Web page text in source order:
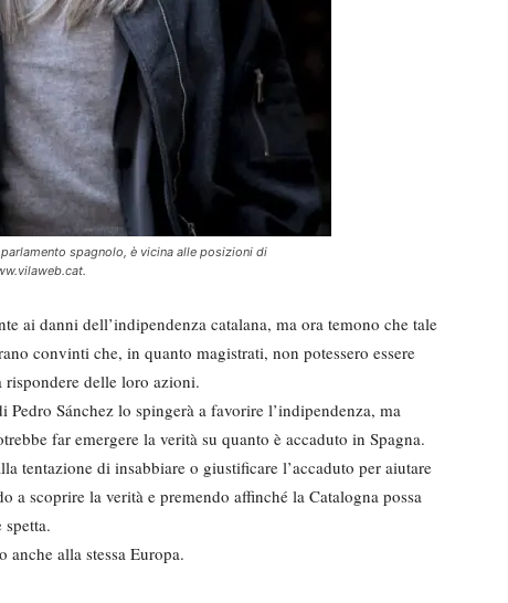
spagnolo, è vicina alle posizioni di
ai danni dell’indipendenza catalana, ma ora temono che tale
convinti che, in quanto magistrati, non potessero essere
rispondere delle loro azioni.
Sánchez lo spingerà a favorire l’indipendenza, ma
far emergere la verità su quanto è accaduto in Spagna.
tentazione di insabbiare o giustificare l’accaduto per aiutare
a scoprire la verità e premendo affinché la Catalogna possa
anche alla stessa Europa.